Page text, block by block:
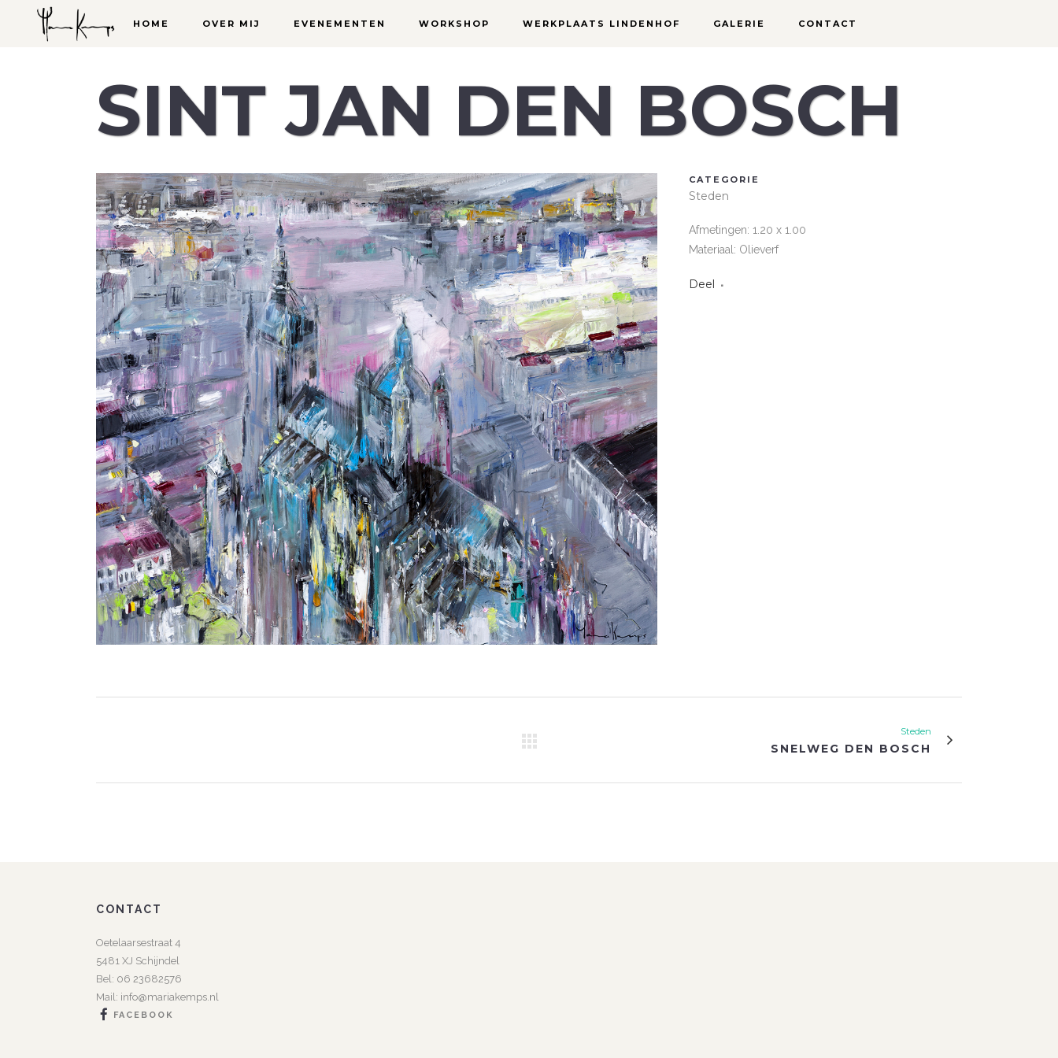
HOME OVER MIJ EVENEMENTEN WORKSHOP WERKPLAATS LINDENHOF GALERIE CONTACT
SINT JAN DEN BOSCH
CATEGORIE
Steden
Afmetingen: 1.20 x 1.00
Materiaal: Olieverf
Deel
Steden
SNELWEG DEN BOSCH
CONTACT
Oetelaarsestraat 4
5481 XJ Schijndel
Bel: 06 23682576
Mail: info@mariakemps.nl
FACEBOOK